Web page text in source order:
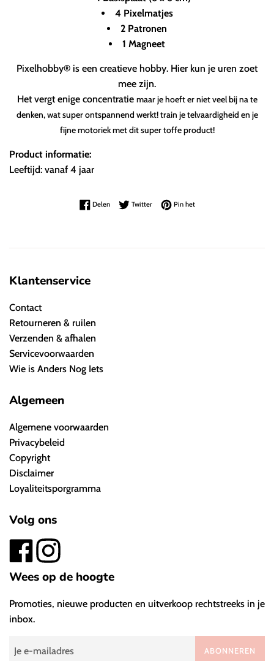
4 Pixelmatjes
2 Patronen
1 Magneet
Pixelhobby® is een creatieve hobby. Hier kun je uren zoet
mee zijn.
Het vergt enige concentratie maar je hoeft er niet veel bij na te
denken, wat super ontspannend werkt! train je telvaardigheid en je
fijne motoriek met dit super toffe product!
Product informatie:
Leeftijd: vanaf 4 jaar
DelenDelen op Facebook
TwitterTwitteren op Twitter
Pin hetPinnen op Pinterest
Klantenservice
Contact
Retourneren & ruilen
Verzenden & afhalen
Servicevoorwaarden
Wie is Anders Nog Iets
Algemeen
Algemene voorwaarden
Privacybeleid
Copyright
Disclaimer
Loyaliteitsporgramma
Volg ons
Wees op de hoogte
Promoties, nieuwe producten en uitverkoop rechtstreeks in je
inbox.
ABONNEREN